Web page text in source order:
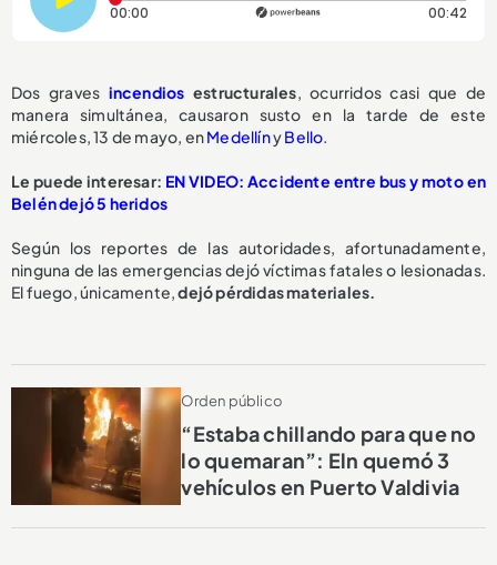
00:00 Tiempo transcurrido: 0 segundos 00:42
Dos graves incendios estructurales, ocurridos casi que de
manera simultánea, causaron susto en la tarde de este
miércoles, 13 de mayo, enMedellínyBello.
Le puede interesar: EN VIDEO: Accidente entre bus y moto en
Belén dejó 5 heridos
Según los reportes de las autoridades, afortunadamente,
ninguna de las emergencias dejó víctimas fatales o lesionadas.
El fuego, únicamente,dejó pérdidas materiales.
Orden público
“Estaba chillando para que no
lo quemaran”: Eln quemó 3
vehículos en Puerto Valdivia